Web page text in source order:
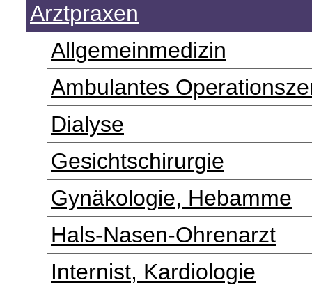
Arztpraxen
Allgemeinmedizin
Ambulantes
Dialyse
Gesichtschirurgie
Gynäkologie, Hebamme
Hals-Nasen-Ohrenarzt
Internist, Kardiologie